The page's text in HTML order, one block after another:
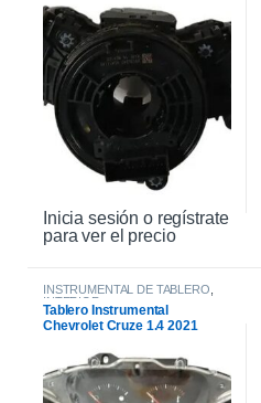
Inicia sesión o regístrate
para ver el precio
INSTRUMENTAL DE TABLERO
INTERIOR
Tablero Instrumental
Chevrolet Cruze 1.4 2021